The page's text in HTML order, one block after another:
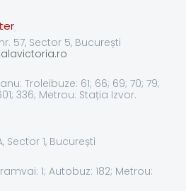
57, Sector 5, București
Troleibuze: 61; 66; 69; 70; 79;
336; Metrou: Stația Izvor.
Sector 1, București
1; Autobuz: 182; Metrou: